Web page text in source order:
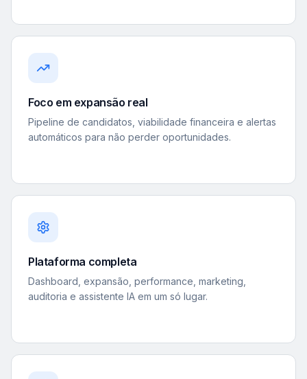
Foco em expansão real
Pipeline de candidatos, viabilidade financeira e alertas
automáticos para não perder oportunidades.
Plataforma completa
Dashboard, expansão, performance, marketing,
auditoria e assistente IA em um só lugar.